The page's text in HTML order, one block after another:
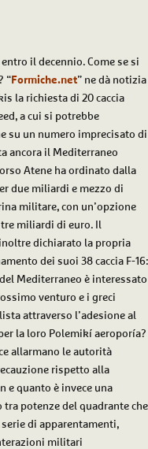
il decennio. Come se si
“ Formiche.net” ne dà notizia
la richiesta di 20 caccia
a cui si potrebbe
su un numero imprecisato di
ancora il Mediterraneo
Atene ha ordinato dalla
due miliardi e mezzo di
militare, con un’opzione
miliardi di euro. Il
dichiarato la propria
dei suoi 38 caccia F-16:
Mediterraneo è interessato
venturo e i greci
attraverso l’adesione al
la loro Polemikí aeroporía?
allarmano le autorità
rispetto alla
e quanto è invece una
potenze del quadrante che
di apparentamenti,
militari